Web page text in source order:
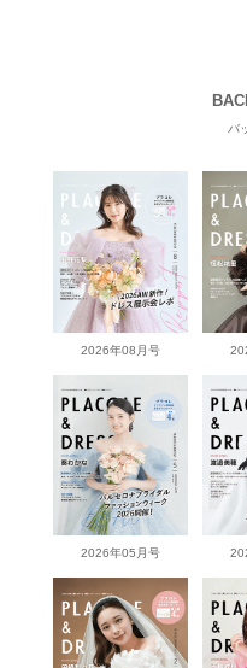
バ
2026年08月号
2026年05月号